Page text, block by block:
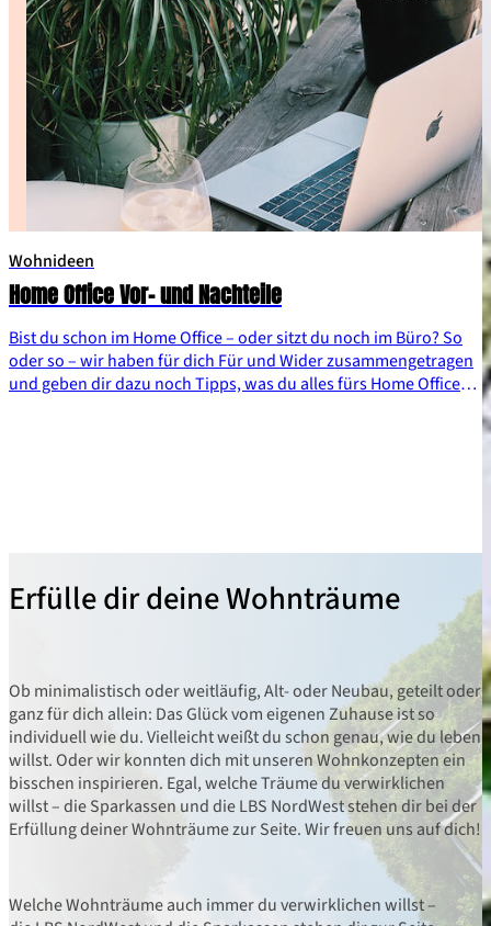
Wohnideen
Home Office Vor- und Nachteile
Bist du schon im Home Office – oder sitzt du noch im Büro? So
oder so – wir haben für dich Für und Wider zusammengetragen
und geben dir dazu noch Tipps, was du alles fürs Home Office
Erfülle dir deine Wohnträume
Ob minimalistisch oder weitläufig, Alt- oder Neubau, geteilt oder
ganz für dich allein: Das Glück vom eigenen Zuhause ist so
individuell wie du. Vielleicht weißt du schon genau, wie du leben
willst. Oder wir konnten dich mit unseren Wohnkonzepten ein
bisschen inspirieren. Egal, welche Träume du verwirklichen
willst – die Sparkassen und die LBS NordWest stehen dir bei der
Erfüllung deiner Wohnträume zur Seite. Wir freuen uns auf dich!
Welche Wohnträume auch immer du verwirklichen willst –